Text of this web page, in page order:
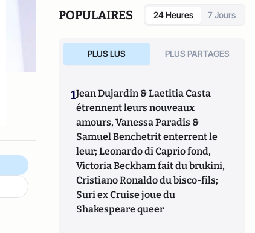
travaillé chez Time Warner et Publicis.
POPULAIRES 24 Heures 7 Jours
PLUS LUS PLUS PARTAGES
1Jean Dujardin & Laetitia Casta
étrennent leurs nouveaux
amours, Vanessa Paradis &
Samuel Benchetrit enterrent le
leur; Leonardo di Caprio fond,
Victoria Beckham fait du brukini,
Cristiano Ronaldo du bisco-fils;
Suri ex Cruise joue du
Shakespeare queer